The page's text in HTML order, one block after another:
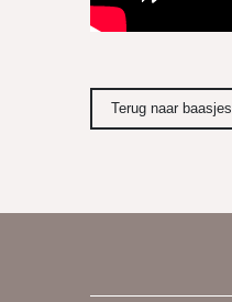
Terug naar baasjes